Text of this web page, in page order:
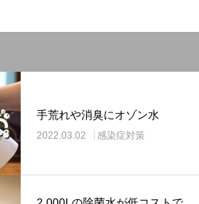
手荒れや消臭にオゾン水
2022.03.02 感染症対策